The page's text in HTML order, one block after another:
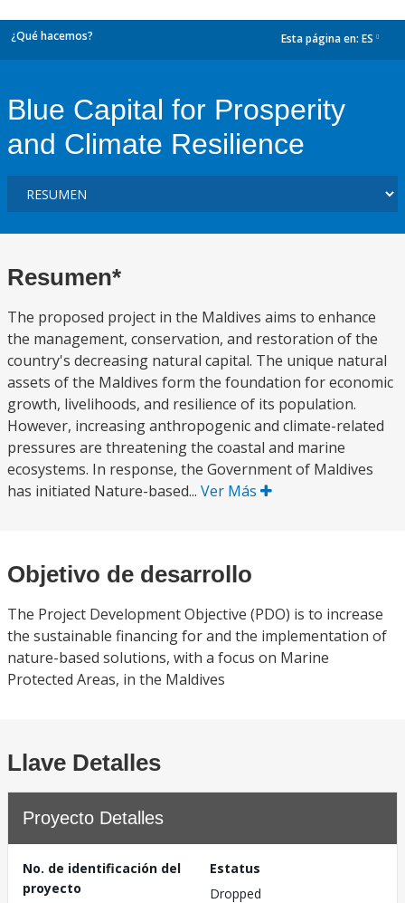
¿Qué hacemos? Esta página en: ES
Blue Capital for Prosperity
and Climate Resilience
Resumen*
The proposed project in the Maldives aims to enhance
the management, conservation, and restoration of the
country's decreasing natural capital. The unique natural
assets of the Maldives form the foundation for economic
growth, livelihoods, and resilience of its population.
However, increasing anthropogenic and climate-related
pressures are threatening the coastal and marine
ecosystems. In response, the Government of Maldives
has initiated Nature-based... Ver Más
Objetivo de desarrollo
The Project Development Objective (PDO) is to increase
the sustainable financing for and the implementation of
nature-based solutions, with a focus on Marine
Protected Areas, in the Maldives
Llave Detalles
Proyecto Detalles
No. de identificación del
proyecto
Estatus
Dropped